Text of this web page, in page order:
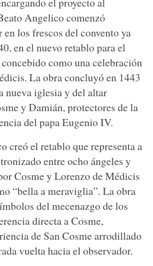
Angelico comenzó
los frescos del convento ya
en el nuevo retablo para el
como una celebración
La obra concluyó en 1443
nueva iglesia y del altar
y Damián, protectores de la
del papa Eugenio IV.
creó el retablo que representa a
entre ocho ángeles y
Cosme y Lorenzo de Médicis
“bella a meraviglia”. La obra
del mecenazgo de los
directa a Cosme,
de San Cosme arrodillado
vuelta hacia el observador.